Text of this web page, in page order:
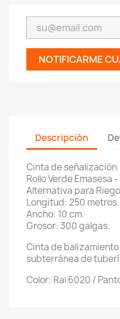
NOTIFICARME
Descripción
Cinta de señalización
Rollo Verde Emasesa
Alternativa para
Longitud: 250 metros.
Ancho: 10 cm.
Grosor: 300 galgas.
Cinta de
subterránea de
Color: Ral6020 /